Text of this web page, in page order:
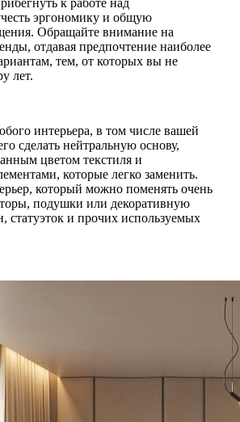
эргономику и общую
Обращайте внимание на
отдавая предпочтение наиболее
тем, от которых вы не
лет.
интерьера, в том числе вашей
сделать нейтральную основу,
цветом текстиля и
которые легко заменить.
который можно поменять очень
подушки или декоративную
статуэток и прочих используемых